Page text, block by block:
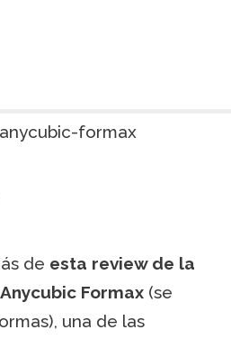
de esta review de la
Formax (se
una de las